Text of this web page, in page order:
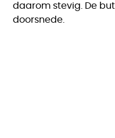
daarom stevig. De
doorsnede.